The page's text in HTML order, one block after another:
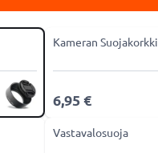
Kameran Suojakorkki
6,95 €
Vastavalosuoja